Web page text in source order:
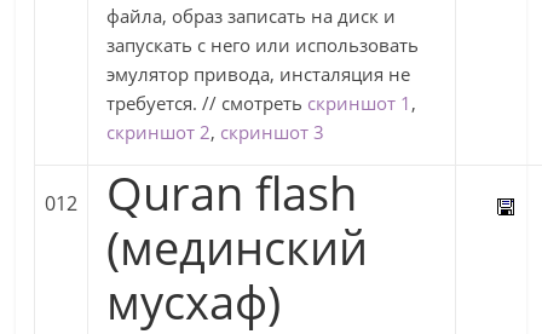
файла, образ записать на диск и
запускать с него или использовать
эмулятор привода, инсталяция не
требуется. // смотреть скриншот 1 ,
скриншот 2, скриншот 3
012
Quran flash
(мединский
мусхаф)